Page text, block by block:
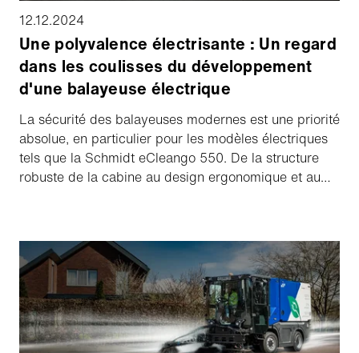
12.12.2024
Une polyvalence électrisante : Un regard
dans les coulisses du développement
d'une balayeuse électrique
La sécurité des balayeuses modernes est une priorité
absolue, en particulier pour les modèles électriques
tels que la Schmidt eCleango 550. De la structure
robuste de la cabine au design ergonomique et au
ingénierie réfléchie et des tests rigoureux aboutissent
à un produit sûr et convivial.